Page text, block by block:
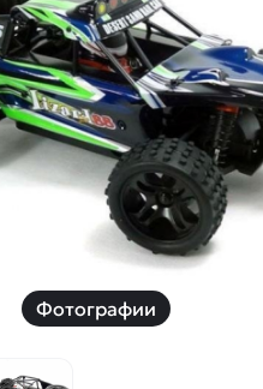
камерой
катер
для детей ну пульте
Фотографии
Наши